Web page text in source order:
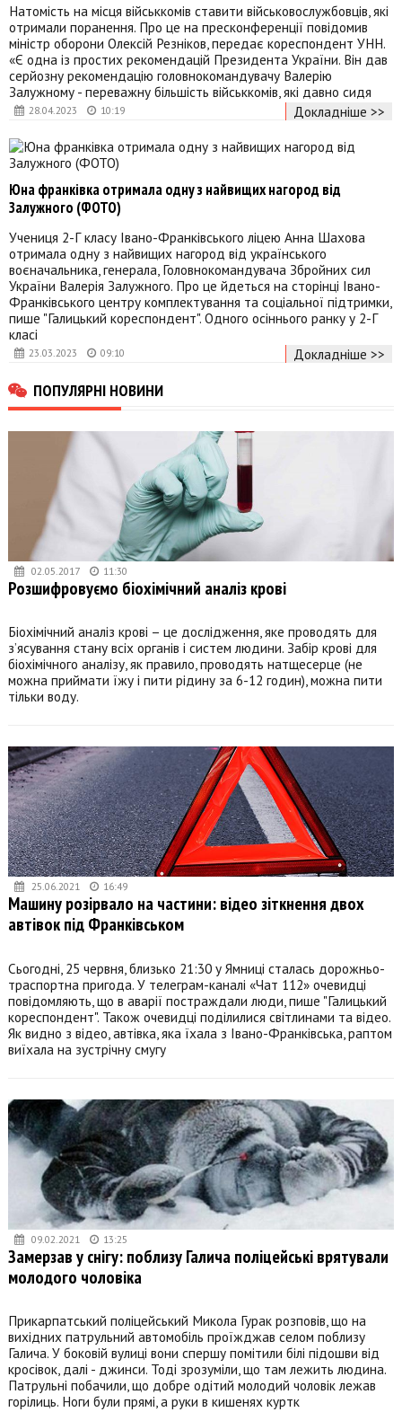
28.04.2023 10:19
Натомість на місця військкомів ставити військовослужбовців, які
отримали поранення. Про це на пресконференції повідомив
міністр оборони Олексій Резніков, передає кореспондент УНН.
«Є одна із простих рекомендацій Президента України. Він дав
серйозну рекомендацію головнокомандувачу Валерію
Залужному - переважну більшість військкомів, які давно сидя
Докладніше >>
23.03.2023 09:10
Юна франківка отримала одну з найвищих нагород від
Залужного (ФОТО)
Учениця 2-Г класу Івано-Франківського ліцею Анна Шахова
отримала одну з найвищих нагород від українського
воєначальника, генерала, Головнокомандувача Збройних сил
України Валерія Залужного. Про це йдеться на сторінці Івано-
Франківського центру комплектування та соціальної підтримки,
пише "Галицький кореспондент". Одного осіннього ранку у 2-Г
класі
Докладніше >>
ПОПУЛЯРНІ НОВИНИ
02.05.2017 11:30
Розшифровуємо біохімічний аналіз крові
Біохімічний аналіз крові – це дослідження, яке проводять для
з’ясування стану всіх органів і систем людини. Забір крові для
біохімічного аналізу, як правило, проводять натщесерце (не
можна приймати їжу і пити рідину за 6-12 годин), можна пити
тільки воду.
25.06.2021 16:49
Машину розірвало на частини: відео зіткнення двох
автівок під Франківськом
Сьогодні, 25 червня, близько 21:30 у Ямниці сталась дорожньо-
траспортна пригода. У телеграм-каналі «Чат 112» очевидці
повідомляють, що в аварії постраждали люди, пише "Галицький
кореспондент". Також очевидці поділилися світлинами та відео.
Як видно з відео, автівка, яка їхала з Івано-Франківська, раптом
виїхала на зустрічну смугу
09.02.2021 13:25
Замерзав у снігу: поблизу Галича поліцейські врятували
молодого чоловіка
Прикарпатський поліцейський Микола Гурак розповів, що на
вихідних патрульний автомобіль проїжджав селом поблизу
Галича. У боковій вулиці вони спершу помітили білі підошви від
кросівок, далі - джинси. Тоді зрозуміли, що там лежить людина.
Патрульні побачили, що добре одітий молодий чоловік лежав
горілиць. Ноги були прямі, а руки в кишенях куртк